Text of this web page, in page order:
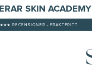
SKIN
RECENSIONER - FRAKTFRITT